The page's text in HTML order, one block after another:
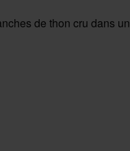
de thon cru dans un